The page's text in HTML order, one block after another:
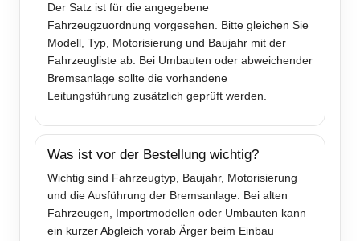
Der Satz ist für die angegebene
Fahrzeugzuordnung vorgesehen. Bitte gleichen Sie
Modell, Typ, Motorisierung und Baujahr mit der
Fahrzeugliste ab. Bei Umbauten oder abweichender
Bremsanlage sollte die vorhandene
Leitungsführung zusätzlich geprüft werden.
Was ist vor der Bestellung wichtig?
Wichtig sind Fahrzeugtyp, Baujahr, Motorisierung
und die Ausführung der Bremsanlage. Bei alten
Fahrzeugen, Importmodellen oder Umbauten kann
ein kurzer Abgleich vorab Ärger beim Einbau